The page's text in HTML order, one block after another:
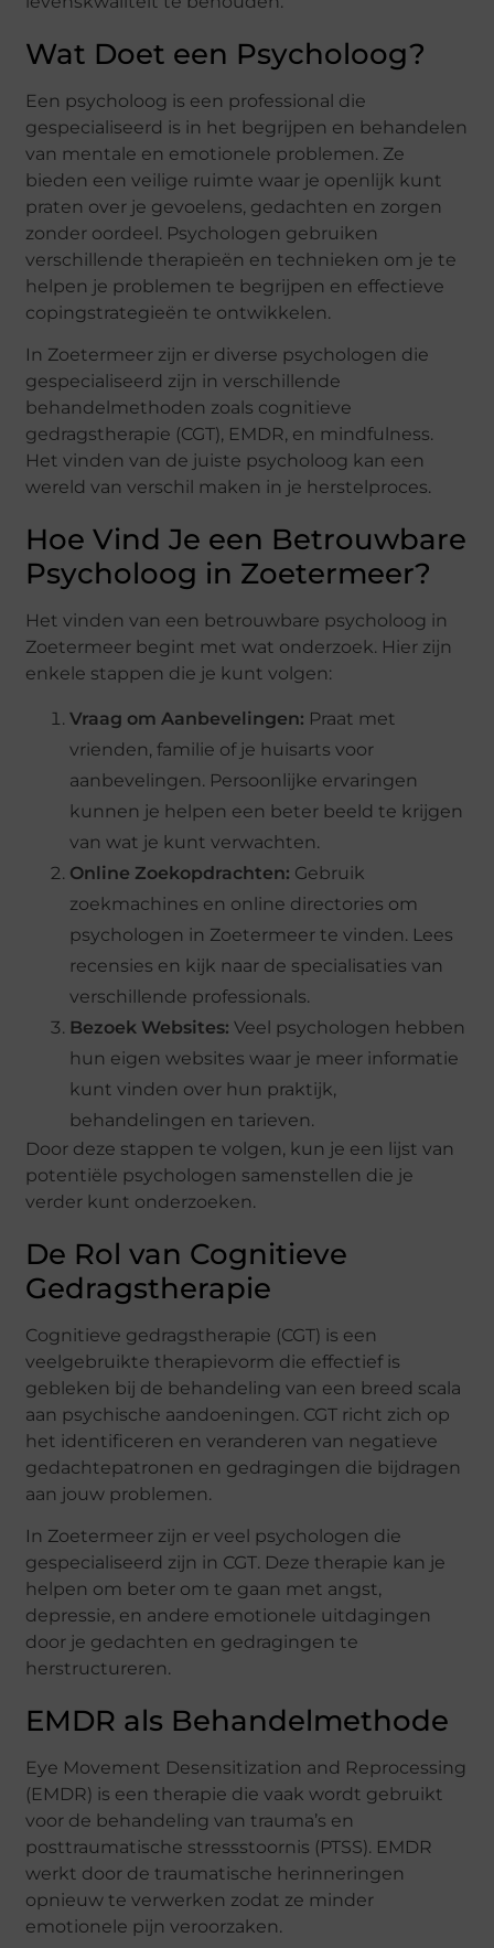
Wat Doet een Psycholoog?
Een psycholoog is een professional die
gespecialiseerd is in het begrijpen en behandelen
van mentale en emotionele problemen. Ze
bieden een veilige ruimte waar je openlijk kunt
praten over je gevoelens, gedachten en zorgen
zonder oordeel. Psychologen gebruiken
verschillende therapieën en technieken om je te
helpen je problemen te begrijpen en effectieve
copingstrategieën te ontwikkelen.
In Zoetermeer zijn er diverse psychologen die
gespecialiseerd zijn in verschillende
behandelmethoden zoals cognitieve
gedragstherapie (CGT), EMDR, en mindfulness.
Het vinden van de juiste psycholoog kan een
wereld van verschil maken in je herstelproces.
Hoe Vind Je een Betrouwbare
Psycholoog in Zoetermeer?
Het vinden van een betrouwbare psycholoog in
Zoetermeer begint met wat onderzoek. Hier zijn
enkele stappen die je kunt volgen:
Vraag om Aanbevelingen: Praat met
vrienden, familie of je huisarts voor
aanbevelingen. Persoonlijke ervaringen
kunnen je helpen een beter beeld te krijgen
van wat je kunt verwachten.
Online Zoekopdrachten: Gebruik
zoekmachines en online directories om
psychologen in Zoetermeer te vinden. Lees
recensies en kijk naar de specialisaties van
verschillende professionals.
Bezoek Websites: Veel psychologen hebben
hun eigen websites waar je meer informatie
kunt vinden over hun praktijk,
behandelingen en tarieven.
Door deze stappen te volgen, kun je een lijst van
potentiële psychologen samenstellen die je
verder kunt onderzoeken.
De Rol van Cognitieve
Gedragstherapie
Cognitieve gedragstherapie (CGT) is een
veelgebruikte therapievorm die effectief is
gebleken bij de behandeling van een breed scala
aan psychische aandoeningen. CGT richt zich op
het identificeren en veranderen van negatieve
gedachtepatronen en gedragingen die bijdragen
aan jouw problemen.
In Zoetermeer zijn er veel psychologen die
gespecialiseerd zijn in CGT. Deze therapie kan je
helpen om beter om te gaan met angst,
depressie, en andere emotionele uitdagingen
door je gedachten en gedragingen te
herstructureren.
EMDR als Behandelmethode
Eye Movement Desensitization and Reprocessing
(EMDR) is een therapie die vaak wordt gebruikt
voor de behandeling van trauma’s en
posttraumatische stressstoornis (PTSS). EMDR
werkt door de traumatische herinneringen
opnieuw te verwerken zodat ze minder
emotionele pijn veroorzaken.